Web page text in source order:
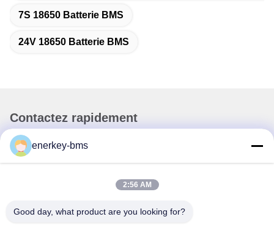
7S 18650 Batterie BMS
24V 18650 Batterie BMS
Contactez rapidement
Adresse
La zone A, 9e étage, bâtiment G, parc industriel à faible
teneur en carbone de Guancheng, communauté Shangcun,
rue Gongming, district de Guangming, Shenzhen, Chine,
enerkey-bms
2:56 AM
Good day, what product are you looking for?